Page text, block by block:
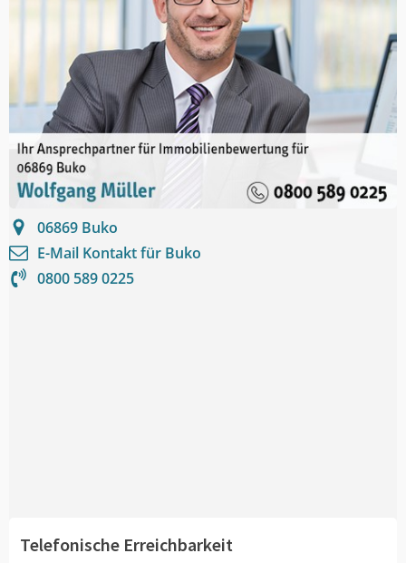
06869 Buko
E-Mail Kontakt für Buko
0800 589 0225
Telefonische Erreichbarkeit